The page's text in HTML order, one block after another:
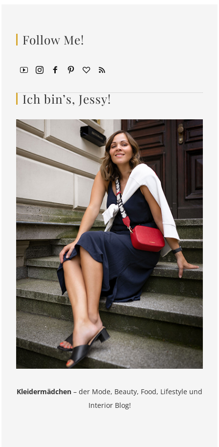
Follow Me!
Ich bin’s, Jessy!
Kleidermädchen – der Mode, Beauty, Food, Lifestyle und
Interior Blog!